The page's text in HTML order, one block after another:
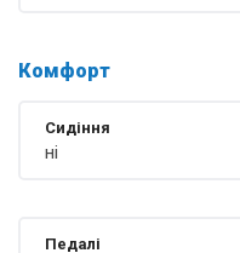
Комфорт
Сидіння
ні
Педалі